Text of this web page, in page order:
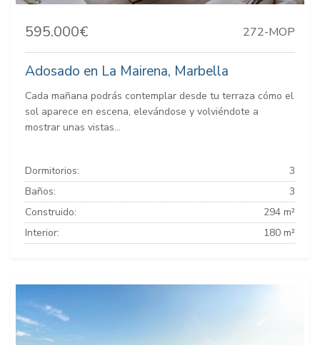
595.000€ 272-MOP
Adosado en La Mairena, Marbella
Cada mañana podrás contemplar desde tu terraza cómo el
sol aparece en escena, elevándose y volviéndote a
mostrar unas vistas...
Dormitorios:
3
Baños:
3
Construido:
294 m²
Interior:
180 m²